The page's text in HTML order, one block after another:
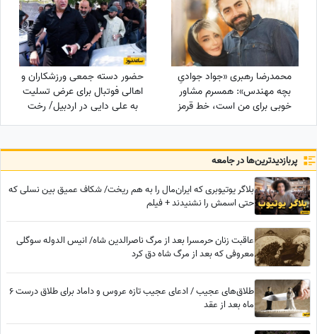
محمدرضا رهبری «جواد جوادیِ
بچه مهندس»: همسرم مشاور
خوبی برای من است، خط قرمز
من خانوادمه/عروسی خواهرم
فیلم یا عکسی از من گرفته شود
و بعدا برای من دردسر ایجاد کند!
حضور دسته جمعی ورزشکاران و
اهالی فوتبال برای عرض تسلیت
به علی دایی در اردبیل/ رخت
عزای شهریار فوتبال ایران در مقام
پربازدید‌ترین‌ها در جامعه
بلاگر یوتیوبری که ایران‌مال را به هم ریخت/ شکاف عمیق بین نسلی که
حتی اسمش را نشنیدند + فیلم
عاقبت زنان حرمسرا بعد از مرگ ناصرالدین شاه/ انیس الدوله سوگلی
معروفی که بعد از مرگ شاه دق کرد
طلاق‌های عجیب / ادعای عجیب تازه عروس و داماد برای طلاق درست 6
ماه بعد از عقد